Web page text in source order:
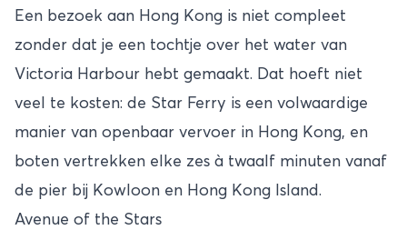
Een bezoek aan Hong Kong is niet compleet
zonder dat je een tochtje over het water van
Victoria Harbour hebt gemaakt. Dat hoeft niet
veel te kosten: de Star Ferry is een volwaardige
manier van openbaar vervoer in Hong Kong, en
boten vertrekken elke zes à twaalf minuten vanaf
de pier bij Kowloon en Hong Kong Island.
Avenue of the Stars